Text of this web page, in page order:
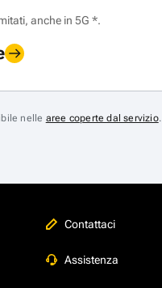
anche in 5G *.
nelle aree coperte dal servizio.
Contattaci
Assistenza